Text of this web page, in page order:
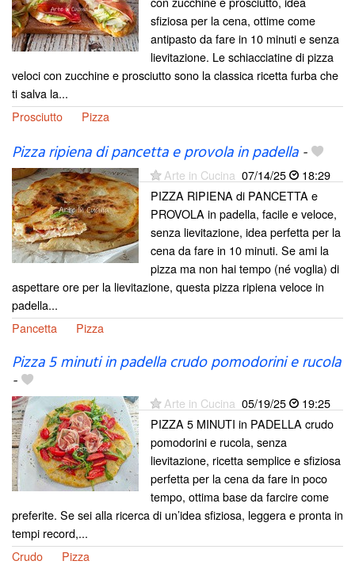
sfiziosa per la cena, ottime come
antipasto da fare in 10 minuti e senza
lievitazione. Le schiacciatine di pizza
veloci con zucchine e prosciutto sono la classica ricetta furba che
ti salva la...
Prosciutto
Pizza
Pizza ripiena di pancetta e provola in padella-
Arte in Cucina 07/14/25
18:29
PIZZA RIPIENA di PANCETTA e
PROVOLA in padella, facile e veloce,
senza lievitazione, idea perfetta per la
cena da fare in 10 minuti. Se ami la
pizza ma non hai tempo (né voglia) di
aspettare ore per la lievitazione, questa pizza ripiena veloce in
padella...
Pancetta
Pizza
Pizza 5 minuti in padella crudo pomodorini e rucola
-
Arte in Cucina 05/19/25
19:25
PIZZA 5 MINUTI in PADELLA crudo
pomodorini e rucola, senza
lievitazione, ricetta semplice e sfiziosa
perfetta per la cena da fare in poco
tempo, ottima base da farcire come
preferite. Se sei alla ricerca di un’idea sfiziosa, leggera e pronta in
tempi record,...
Crudo
Pizza